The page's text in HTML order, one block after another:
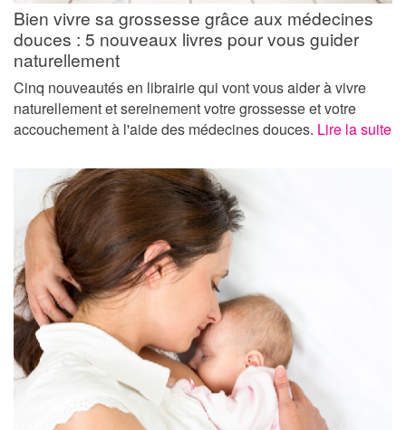
Bien vivre sa grossesse grâce aux médecines
douces : 5 nouveaux livres pour vous guider
naturellement
Cinq nouveautés en librairie qui vont vous aider à vivre
naturellement et sereinement votre grossesse et votre
accouchement à l'aide des médecines douces. Lire la suite